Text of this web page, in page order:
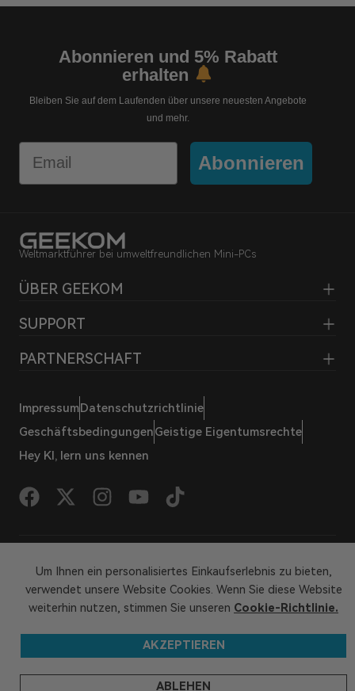
Abonnieren und 5% Rabatt
erhalten
Bleiben Sie auf dem Laufenden über unsere neuesten Angebote
und mehr.
Abonnieren
Weltmarktführer bei umweltfreundlichen Mini-PCs
ÜBER GEEKOM
SUPPORT
PARTNERSCHAFT
ImpressumDatenschutzrichtlinie
GeschäftsbedingungenGeistige Eigentumsrechte
Hey KI, lern uns kennen
© 2026 GEEKOM Alle Rechte vorbehalten
Um Ihnen ein personalisiertes Einkaufserlebnis zu bieten,
verwendet unsere Website Cookies. Wenn Sie diese Website
weiterhin nutzen, stimmen Sie unseren Cookie-Richtlinie.
AKZEPTIEREN
ABLEHEN